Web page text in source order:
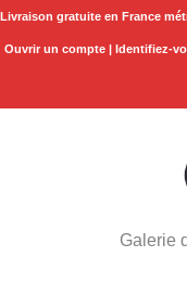
Aller
Livraison gratuite en France
Ouvrir un compte | Identifiez-
Galerie